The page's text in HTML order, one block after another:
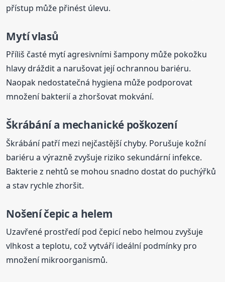
přístup může přinést úlevu.
Mytí vlasů
Příliš časté mytí agresivními šampony může pokožku
hlavy dráždit a narušovat její ochrannou bariéru.
Naopak nedostatečná hygiena může podporovat
množení bakterií a zhoršovat mokvání.
Škrábání a mechanické poškození
Škrábání patří mezi nejčastější chyby. Porušuje kožní
bariéru a výrazně zvyšuje riziko sekundární infekce.
Bakterie z nehtů se mohou snadno dostat do puchýřků
a stav rychle zhoršit.
Nošení čepic a helem
Uzavřené prostředí pod čepicí nebo helmou zvyšuje
vlhkost a teplotu, což vytváří ideální podmínky pro
množení mikroorganismů.